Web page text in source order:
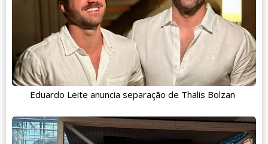
Eduardo Leite anuncia separação de Thalis Bolzan